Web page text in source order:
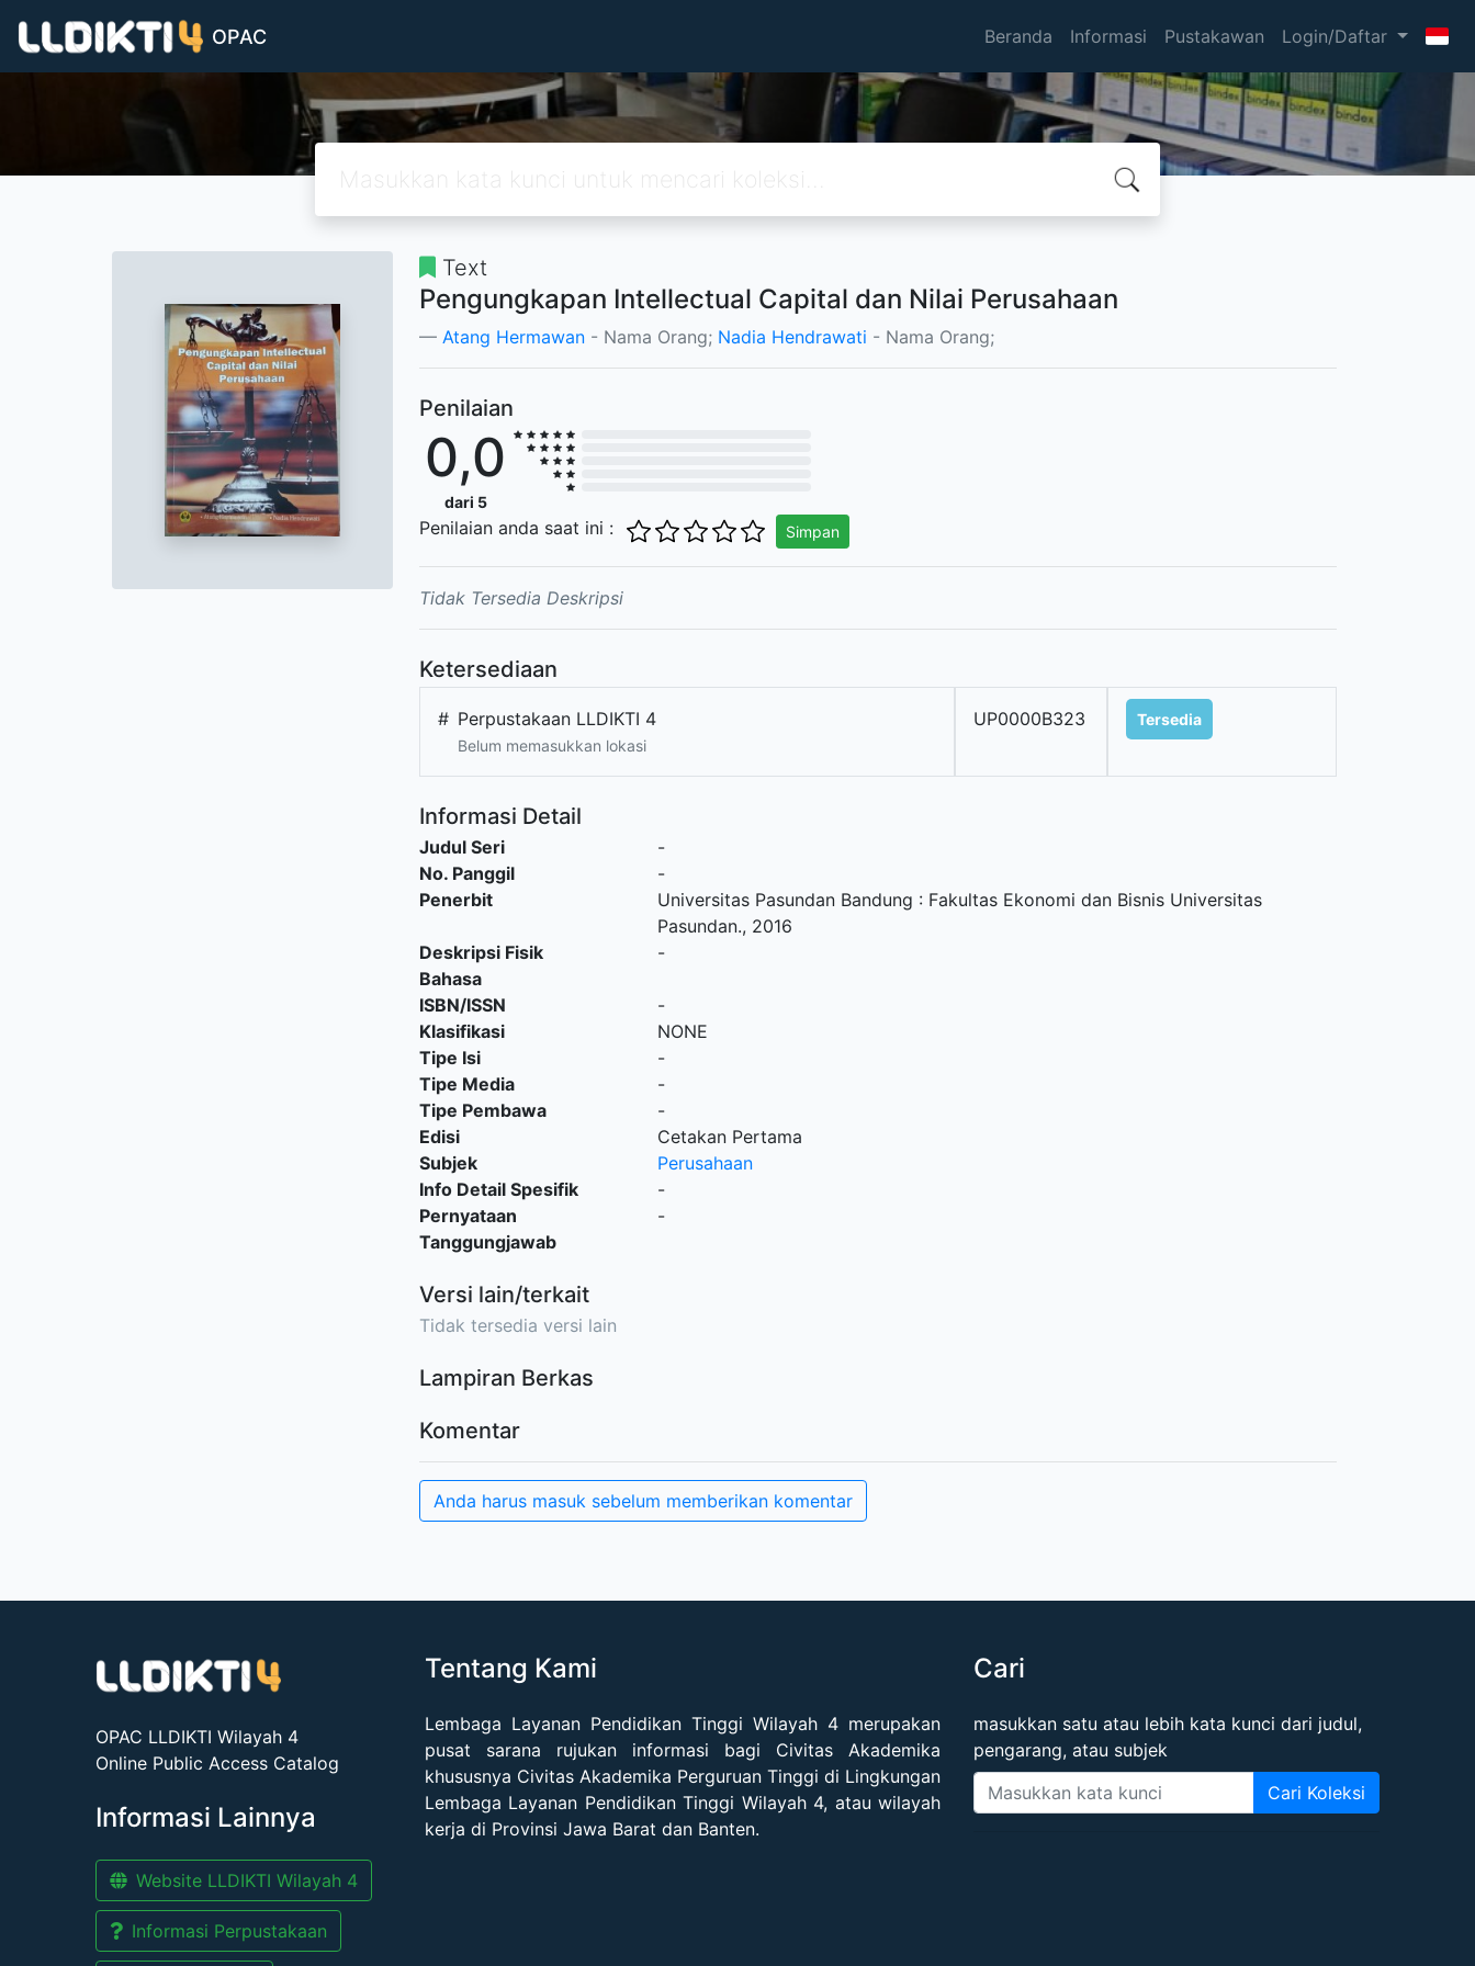
OPAC Beranda Informasi Pustakawan Login/Daftar
Text
Pengungkapan Intellectual Capital dan Nilai Perusahaan
Atang Hermawan - Nama Orang; Nadia Hendrawati - Nama Orang;
Penilaian
0,0
dari 5
Penilaian anda saat ini : Simpan
Tidak Tersedia Deskripsi
Ketersediaan
# Perpustakaan LLDIKTI 4
Belum memasukkan lokasi
UP0000B323 Tersedia
Informasi Detail
Judul Seri
-
No. Panggil
-
Penerbit
Universitas Pasundan Bandung : Fakultas Ekonomi dan Bisnis Universitas
Pasundan., 2016
Deskripsi Fisik
-
Bahasa
ISBN/ISSN
-
Klasifikasi
NONE
Tipe Isi
-
Tipe Media
-
Tipe Pembawa
-
Edisi
Cetakan Pertama
Subjek
Perusahaan
Info Detail Spesifik
-
Pernyataan
Tanggungjawab
-
Versi lain/terkait
Tidak tersedia versi lain
Lampiran Berkas
Komentar
Anda harus masuk sebelum memberikan komentar
OPAC LLDIKTI Wilayah 4
Online Public Access Catalog
Informasi Lainnya
Website LLDIKTI Wilayah 4
Informasi Perpustakaan
Tentang Kami
Lembaga Layanan Pendidikan Tinggi Wilayah 4 merupakan
pusat sarana rujukan informasi bagi Civitas Akademika
khususnya Civitas Akademika Perguruan Tinggi di Lingkungan
Lembaga Layanan Pendidikan Tinggi Wilayah 4, atau wilayah
kerja di Provinsi Jawa Barat dan Banten.
Cari
masukkan satu atau lebih kata kunci dari judul,
pengarang, atau subjek
Cari Koleksi